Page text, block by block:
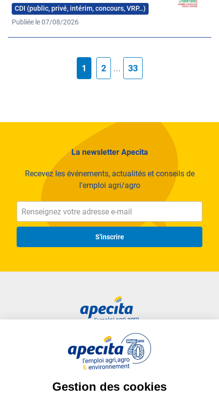
CDI (public, privé, intérim, concours, VRP…)
Publiée le 07/08/2026
1 2 ... 33
La newsletter Apecita
Recevez les événements, actualités et conseils de
l'emploi agri/agro
S'inscrire
Liens utiles
Plan du site